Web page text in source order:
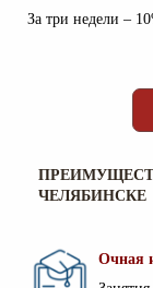
За три недели –
ЧЕЛЯБИНСКЕ
Очная